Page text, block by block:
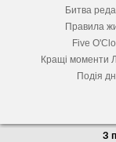
Битва
Правила
Five
Кращі моменти
Подія
З